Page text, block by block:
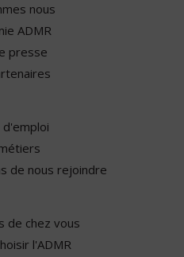
nous
ADMR
presse
de nous rejoindre
de chez vous
l'ADMR